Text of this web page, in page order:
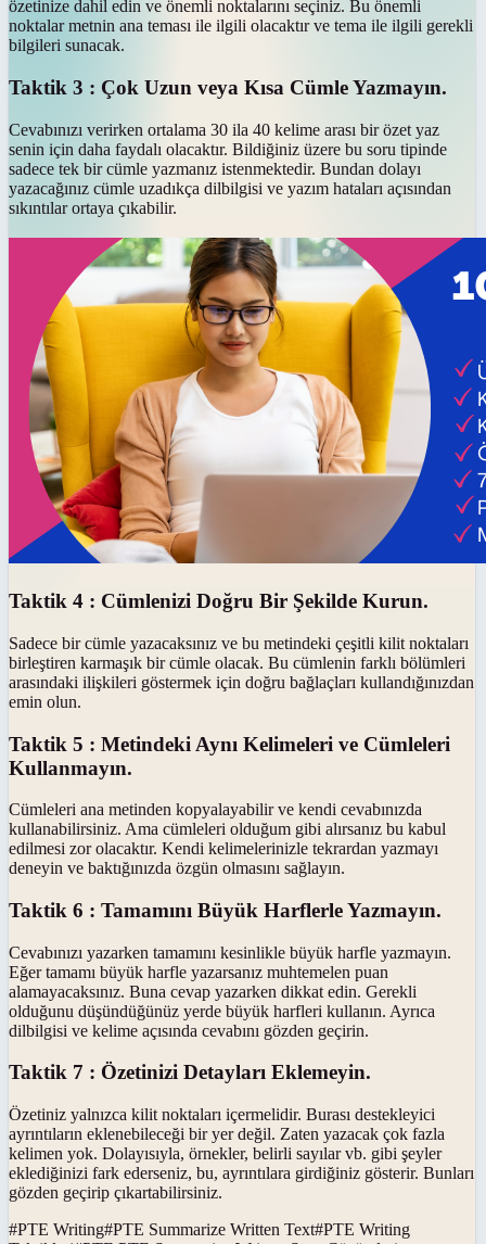
özetinize dahil edin ve önemli noktalarını seçiniz. Bu önemli
noktalar metnin ana teması ile ilgili olacaktır ve tema ile ilgili gerekli
bilgileri sunacak.
Taktik 3 : Çok Uzun veya Kısa Cümle Yazmayın.
Cevabınızı verirken ortalama 30 ila 40 kelime arası bir özet yaz
senin için daha faydalı olacaktır. Bildiğiniz üzere bu soru tipinde
sadece tek bir cümle yazmanız istenmektedir. Bundan dolayı
yazacağınız cümle uzadıkça dilbilgisi ve yazım hataları açısından
sıkıntılar ortaya çıkabilir.
Taktik 4 : Cümlenizi Doğru Bir Şekilde Kurun.
Sadece bir cümle yazacaksınız ve bu metindeki çeşitli kilit noktaları
birleştiren karmaşık bir cümle olacak. Bu cümlenin farklı bölümleri
arasındaki ilişkileri göstermek için doğru bağlaçları kullandığınızdan
emin olun.
Taktik 5 : Metindeki Aynı Kelimeleri ve Cümleleri
Kullanmayın.
Cümleleri ana metinden kopyalayabilir ve kendi cevabınızda
kullanabilirsiniz. Ama cümleleri olduğum gibi alırsanız bu kabul
edilmesi zor olacaktır. Kendi kelimelerinizle tekrardan yazmayı
deneyin ve baktığınızda özgün olmasını sağlayın.
Taktik 6 : Tamamını Büyük Harflerle Yazmayın.
Cevabınızı yazarken tamamını kesinlikle büyük harfle yazmayın.
Eğer tamamı büyük harfle yazarsanız muhtemelen puan
alamayacaksınız. Buna cevap yazarken dikkat edin. Gerekli
olduğunu düşündüğünüz yerde büyük harfleri kullanın. Ayrıca
dilbilgisi ve kelime açısında cevabını gözden geçirin.
Taktik 7 : Özetinizi Detayları Eklemeyin.
Özetiniz yalnızca kilit noktaları içermelidir. Burası destekleyici
ayrıntıların eklenebileceği bir yer değil. Zaten yazacak çok fazla
kelimen yok. Dolayısıyla, örnekler, belirli sayılar vb. gibi şeyler
eklediğinizi fark ederseniz, bu, ayrıntılara girdiğiniz gösterir. Bunları
gözden geçirip çıkartabilirsiniz.
#PTE Writing#PTE Summarize Written Text#PTE Writing